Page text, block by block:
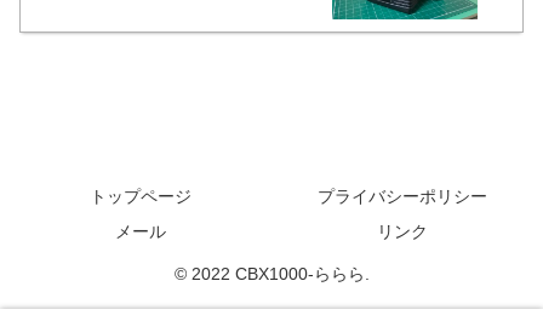
トップページ
プライバシーポリシー
メール
リンク
© 2022 CBX1000-ららら.